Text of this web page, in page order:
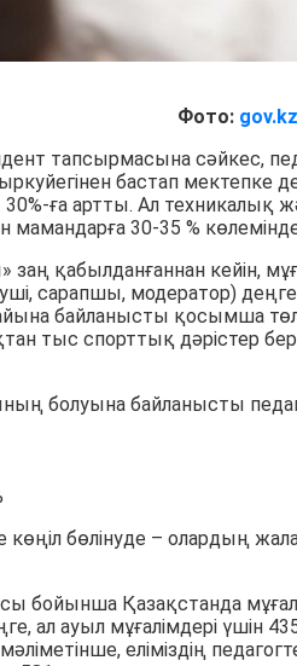
Фото: gov.kz
тапсырмасына сәйкес,
бастап мектепке
ға артты. Ал техникалық
мамандарға 30-35 %
заң қабылданғаннан кейін,
сарапшы, модератор)
байланысты қосымша
тыс спорттық дәрістер
болуына байланысты
көңіл бөлінуде – олардың
бойынша Қазақстанда
ал ауыл мұғалімдері үшін
еліміздің